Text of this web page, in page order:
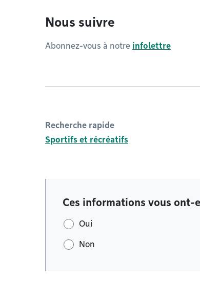
Nous suivre
Abonnez-vous à notre infolettre
Recherche rapide
Sportifs et récréatifs
Ces informations vous ont-
Oui
Non